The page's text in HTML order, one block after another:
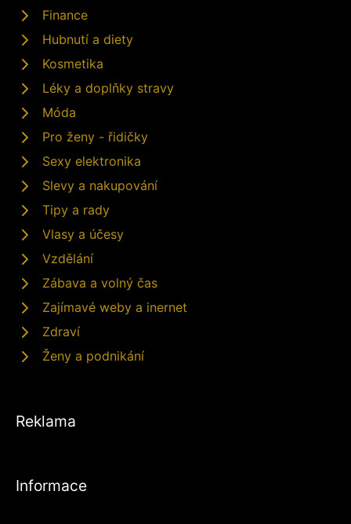
Finance
Hubnutí a diety
Kosmetika
Léky a doplňky stravy
Móda
Pro ženy - řidičky
Sexy elektronika
Slevy a nakupování
Tipy a rady
Vlasy a účesy
Vzdělání
Zábava a volný čas
Zajímavé weby a inernet
Zdraví
Ženy a podnikání
Reklama
Informace